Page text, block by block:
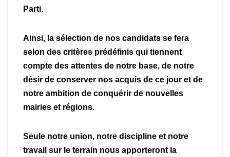
Parti.
Ainsi, la sélection de nos candidats se fera
selon des critères prédéfinis qui tiennent
compte des attentes de notre base, de notre
désir de conserver nos acquis de ce jour et de
notre ambition de conquérir de nouvelles
mairies et régions.
Seule notre union, notre discipline et notre
travail sur le terrain nous apporteront la